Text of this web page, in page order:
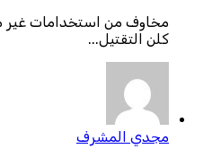
مخاوف من استخدامات غير
كلن التقتيل...
مجدي المشرف